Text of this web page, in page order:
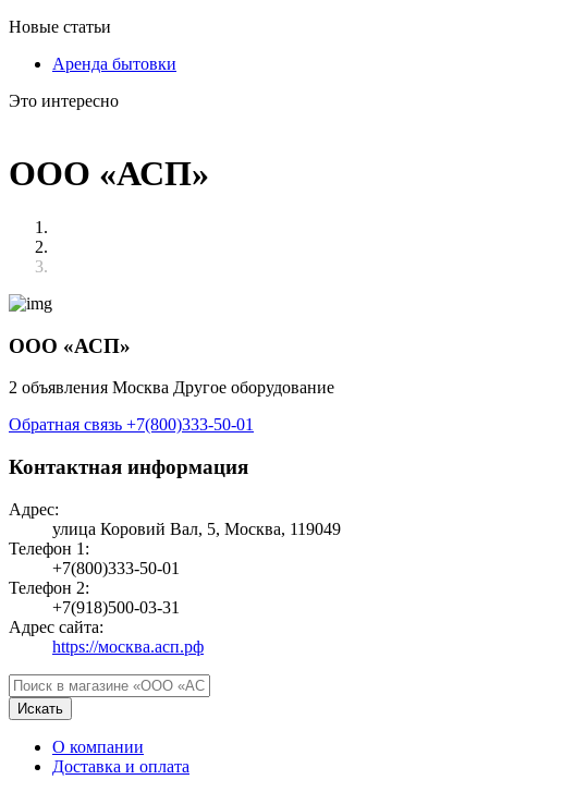
Новые статьи
Аренда бытовки
Это интересно
ООО «АСП»
ООО «АСП»
2 объявления Москва Другое оборудование
Обратная связь +7(800)333-50-01
Контактная информация
Адрес:
улица Коровий Вал, 5, Москва, 119049
Телефон 1:
+7(800)333-50-01
Телефон 2:
+7(918)500-03-31
Адрес сайта:
https://москва.асп.рф
Искать
О компании
Доставка и оплата